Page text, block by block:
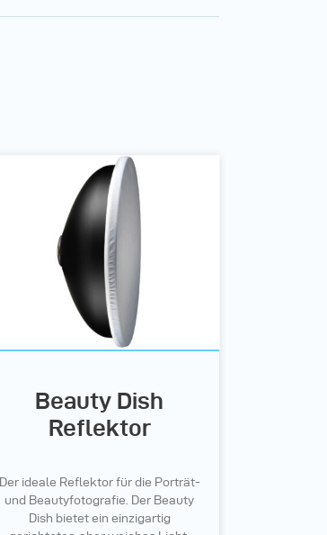
Beauty Dish
Reflektor
Der ideale Reflektor für die Porträt-
und Beautyfotografie. Der Beauty
Dish bietet ein einzigartig